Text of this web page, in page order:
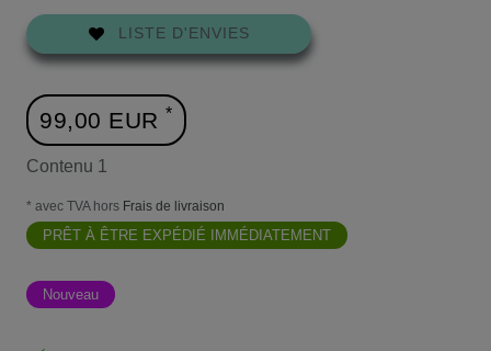
LISTE D'ENVIES
99,00 EUR *
Contenu 1
* avec TVA hors Frais de livraison
PRÊT À ÊTRE EXPÉDIÉ IMMÉDIATEMENT
Nouveau